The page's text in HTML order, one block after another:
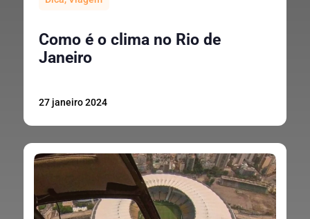
Como é o clima no Rio de
Janeiro
27 janeiro 2024